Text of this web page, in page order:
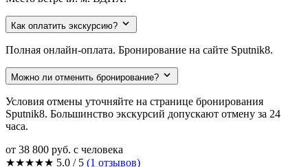
Как оплатить экскурсию?
Полная онлайн-оплата. Бронирование на сайте Sputnik8.
Можно ли отменить бронирование?
Условия отмены уточняйте на странице бронирования
Sputnik8. Большинство экскурсий допускают отмену за 24
часа.
от 38 800 руб. с человека
★★★★★ 5.0 / 5 (1 отзывов)